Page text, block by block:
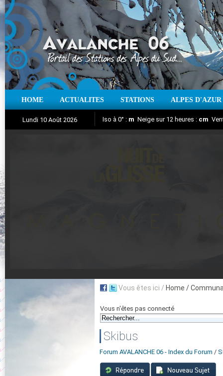
HOME ACTUALITES STATIONS ALPES D'AZUR
Lundi 10 Août 2026 Iso à 0° : m Neige sur 12 heures : cm
Vous êtes ici / Home /
Vous n'êtes pas connecté
Skibus
Forum AVALANCHE 06 - Index du Forum /